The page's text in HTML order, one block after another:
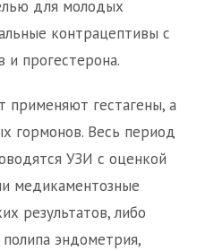
для молодых
контрацептивы с
и прогестерона.
применяют гестагены, а
гормонов. Весь период
УЗИ с оценкой
медикаментозные
результатов, либо
эндометрия,